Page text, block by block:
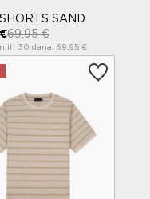
SAND
69,95 €
30 dana: 69,95 €